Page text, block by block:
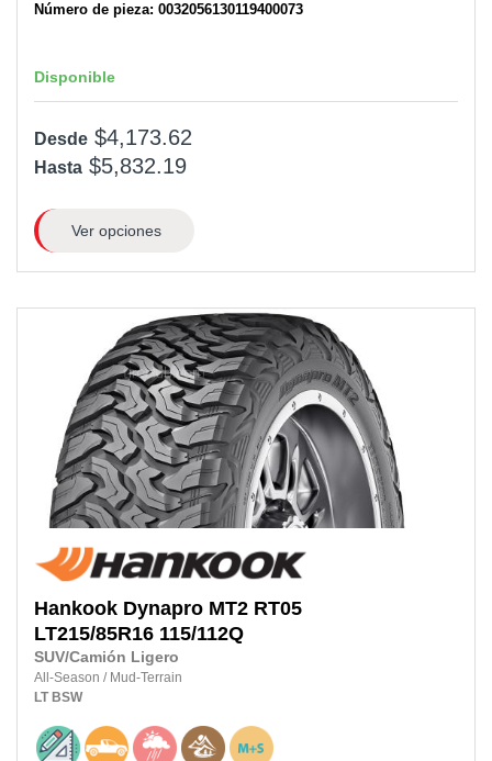
Número de pieza: 0032056130119400073
Disponible
Desde $4,173.62
Hasta $5,832.19
Ver opciones
Hankook Dynapro MT2 RT05
LT215/85R16 115/112Q
SUV/Camión Ligero
All-Season / Mud-Terrain
LT BSW